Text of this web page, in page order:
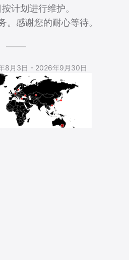
计划进行维护。
。感谢您的耐心等待。
8月3日 - 2026年9月30日
Total Pageviews